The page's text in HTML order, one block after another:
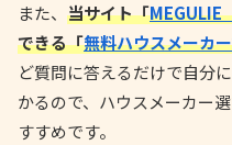
また、 当サイト「MEGULIE
できる「無料ハウスメーカ
ど質問に答えるだけで自分
かるので、ハウスメーカー
すすめです。